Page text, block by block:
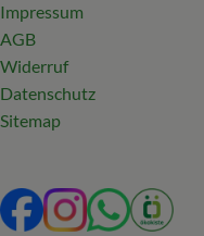
Impressum
AGB
Widerruf
Datenschutz
Sitemap
Externer Link zu
Externer Link
Externer